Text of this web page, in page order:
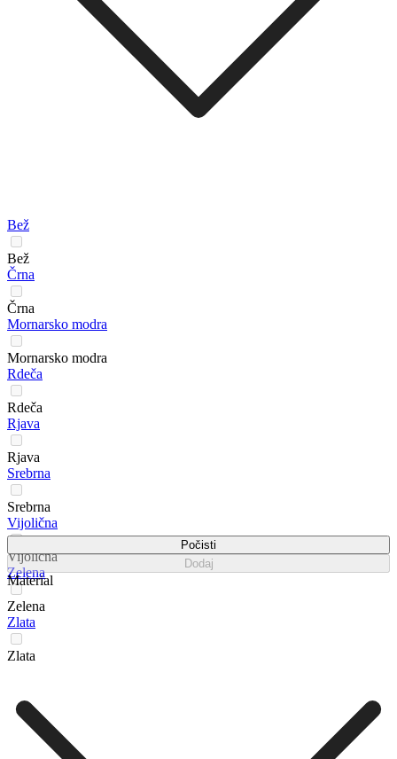
Bež
Bež
Črna
Črna
Mornarsko modra
Mornarsko modra
Rdeča
Rdeča
Rjava
Rjava
Srebrna
Srebrna
Vijolična
Vijolična
Zelena
Zelena
Zlata
Zlata
Počisti
Dodaj
Material